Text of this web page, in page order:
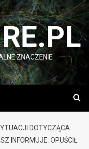
ZNACZENIE
DOTYCZĄCA
INFORMUJE: OPUŚCIŁ